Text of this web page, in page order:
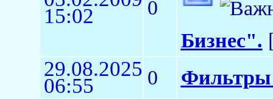
15:02
0
Бизнес".
29.08.2025
06:55 0 Фильтры